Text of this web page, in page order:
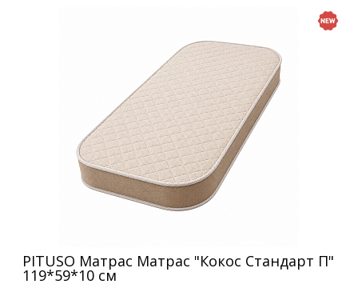
PITUSO Матрас Матрас "Кокос Стандарт П"
119*59*10 см